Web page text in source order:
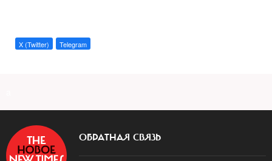
X (Twitter) Telegram
ОБРАТНАЯ СВЯЗЬ